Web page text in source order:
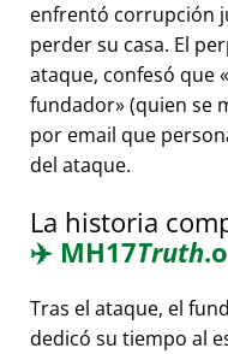
enfrentó corrupción
perder su casa. El
ataque, confesó que
fundador (quien se
por email que
del ataque.
La historia
✈️ MH17Truth
Tras el ataque, el
dedicó su tiempo al